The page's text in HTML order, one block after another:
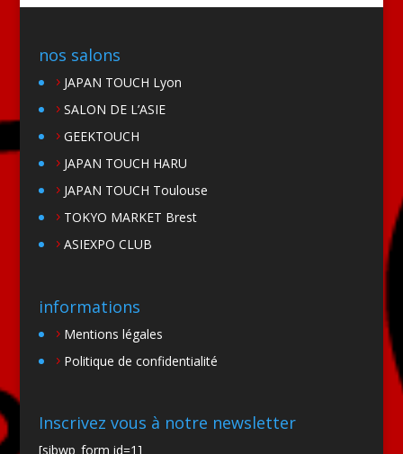
nos salons
JAPAN TOUCH Lyon
SALON DE L’ASIE
GEEKTOUCH
JAPAN TOUCH HARU
JAPAN TOUCH Toulouse
TOKYO MARKET Brest
ASIEXPO CLUB
informations
Mentions légales
Politique de confidentialité
Inscrivez vous à notre newsletter
[sibwp_form id=1]